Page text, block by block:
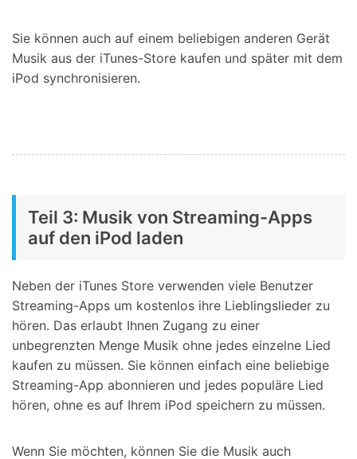
Sie können auch auf einem beliebigen anderen Gerät
Musik aus der iTunes-Store kaufen und später mit dem
iPod synchronisieren.
Teil 3: Musik von Streaming-Apps
auf den iPod laden
Neben der iTunes Store verwenden viele Benutzer
Streaming-Apps um kostenlos ihre Lieblingslieder zu
hören. Das erlaubt Ihnen Zugang zu einer
unbegrenzten Menge Musik ohne jedes einzelne Lied
kaufen zu müssen. Sie können einfach eine beliebige
Streaming-App abonnieren und jedes populäre Lied
hören, ohne es auf Ihrem iPod speichern zu müssen.
Wenn Sie möchten, können Sie die Musik auch